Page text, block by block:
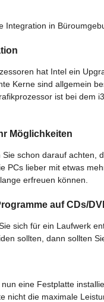
Integration in
hat Intel ein
Kerne sind allgemein
ist bei dem
Möglichkeiten
schon darauf achten,
PCs lieber mit etwas
erfreuen können.
auf CDs/
sich für ein Laufwerk
sollten, dann sollten
eine Festplatte
nicht die maximale